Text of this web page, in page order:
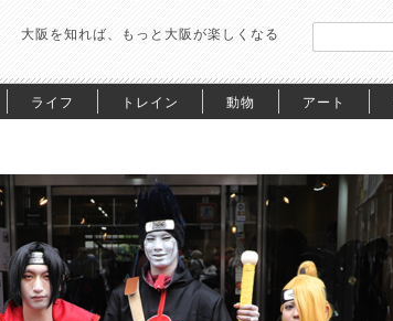
大阪を知れば、もっと大阪が楽しくなる
ライフ トレイン 動物 アート